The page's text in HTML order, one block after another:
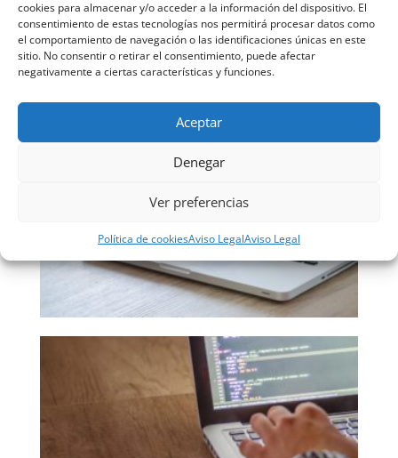
cookies para almacenar y/o acceder a la información del dispositivo. El
consentimiento de estas tecnologías nos permitirá procesar datos como
el comportamiento de navegación o las identificaciones únicas en este
sitio. No consentir o retirar el consentimiento, puede afectar
negativamente a ciertas características y funciones.
Aceptar
Denegar
Ver preferencias
Política de cookiesAviso LegalAviso Legal
Si quieres acceder a las mejoressoluciones
informáticas en Asturias, no dudes en confiar en CADI.
Te estamos esperando.